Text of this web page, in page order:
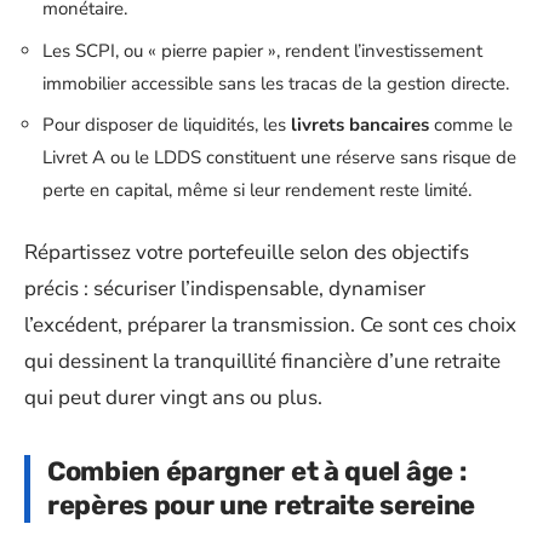
monétaire.
Les SCPI, ou « pierre papier », rendent l’investissement
immobilier accessible sans les tracas de la gestion directe.
Pour disposer de liquidités, les livrets bancaires comme le
Livret A ou le LDDS constituent une réserve sans risque de
perte en capital, même si leur rendement reste limité.
Répartissez votre portefeuille selon des objectifs
précis : sécuriser l’indispensable, dynamiser
l’excédent, préparer la transmission. Ce sont ces choix
qui dessinent la tranquillité financière d’une retraite
qui peut durer vingt ans ou plus.
Combien épargner et à quel âge :
repères pour une retraite sereine